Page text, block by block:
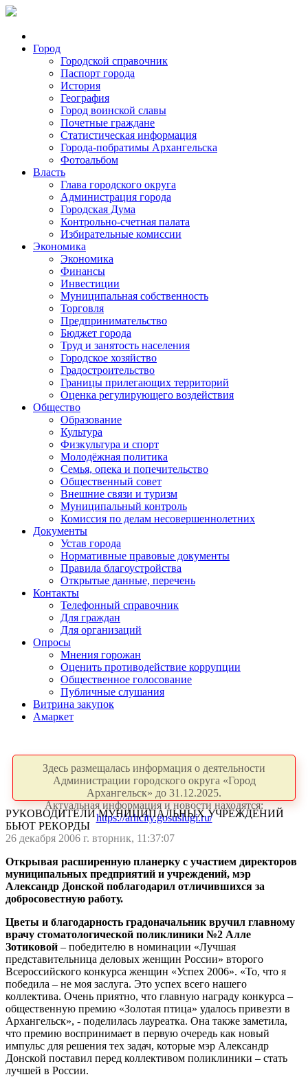
Город
Городской справочник
Паспорт города
История
География
Город воинской славы
Почетные граждане
Статистическая информация
Города-побратимы Архангельска
Фотоальбом
Власть
Глава городского округа
Администрация города
Городская Дума
Контрольно-счетная палата
Избирательные комиссии
Экономика
Экономика
Финансы
Инвестиции
Муниципальная собственность
Торговля
Предпринимательство
Бюджет города
Труд и занятость населения
Городское хозяйство
Градостроительство
Границы прилегающих территорий
Оценка регулирующего воздействия
Общество
Образование
Культура
Физкультура и спорт
Молодёжная политика
Семья, опека и попечительство
Общественный совет
Внешние связи и туризм
Муниципальный контроль
Комиссия по делам несовершеннолетних
Документы
Устав города
Нормативные правовые документы
Правила благоустройства
Открытые данные, перечень
Контакты
Телефонный справочник
Для граждан
Для организаций
Опросы
Мнения горожан
Оценить противодействие коррупции
Общественное голосование
Публичные слушания
Витрина закупок
Амаркет
Здесь размещалась информация о деятельности
Администрации городского округа «Город
Архангельск» до 31.12.2025.
Актуальная информация и новости находятся:
https://arhcity.gosuslugi.ru/
РУКОВОДИТЕЛИ МУНИЦИПАЛЬНЫХ УЧРЕЖДЕНИЙ
БЬЮТ РЕКОРДЫ
26 декабря 2006 г. вторник, 11:37:07
Открывая расширенную планерку с участием директоров
муниципальных предприятий и учреждений, мэр
Александр Донской поблагодарил отличившихся за
добросовестную работу.
Цветы и благодарность градоначальник вручил главному
врачу стоматологической поликлиники №2 Алле
Зотиковой – победителю в номинации «Лучшая
представительница деловых женщин России» второго
Всероссийского конкурса женщин «Успех 2006». «То, что я
победила – не моя заслуга. Это успех всего нашего
коллектива. Очень приятно, что главную награду конкурса –
общественную премию «Золотая птица» удалось привезти в
Архангельск», - поделилась лауреатка. Она также заметила,
что премию воспринимает в первую очередь как новый
импульс для решения тех задач, которые мэр Александр
Донской поставил перед коллективом поликлиники – стать
лучшей в России.